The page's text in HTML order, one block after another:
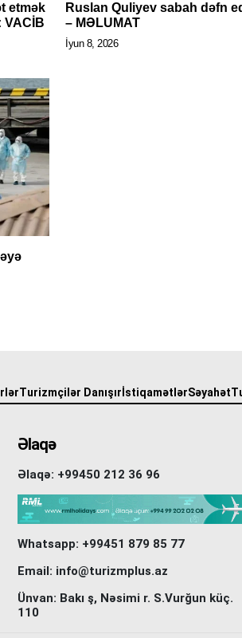
etmək
Ruslan Quliyev sabah dəfn
– MƏLUMAT
İyun 8, 2026
Turizmçilər Danışır İstiqamətlərSəyahət
Əlaqə
Əlaqə: +99450 212 36 96
Whatsapp: +99451 879 85 77
Email: info@turizmplus.az
Ünvan: Bakı ş, Nəsimi r. S.Vurğun küç.
110